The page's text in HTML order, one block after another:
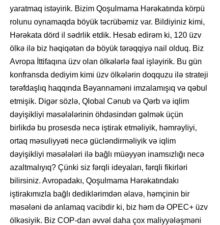
yaratmaq istəyirik. Bizim Qoşulmama Hərəkatında körpü
rolunu oynamaqda böyük təcrübəmiz var. Bildiyiniz kimi,
Hərəkata dörd il sədrlik etdik. Hesab edirəm ki, 120 üzv
ölkə ilə biz həqiqətən də böyük tərəqqiyə nail olduq. Biz
Avropa İttifaqına üzv olan ölkələrlə fəal işləyirik. Bu gün
konfransda dediyim kimi üzv ölkələrin doqquzu ilə strateji
tərəfdaşlıq haqqında Bəyannaməni imzalamışıq və qəbul
etmişik. Digər sözlə, Qlobal Cənub və Qərb və iqlim
dəyişikliyi məsələlərinin öhdəsindən gəlmək üçün
birlikdə bu prosesdə necə iştirak etməliyik, həmrəyliyi,
ortaq məsuliyyəti necə gücləndirməliyik və iqlim
dəyişikliyi məsələləri ilə bağlı müəyyən inamsızlığı necə
azaltmalıyıq? Çünki siz fərqli ideyaları, fərqli fikirləri
bilirsiniz. Avropadakı, Qoşulmama Hərəkatındakı
iştirakımızla bağlı dediklərimdən əlavə, həmçinin bir
məsələni də anlamaq vacibdir ki, biz həm də OPEC+ üzv
ölkəsiyik. Biz COP-dan əvvəl daha çox maliyyələşməni